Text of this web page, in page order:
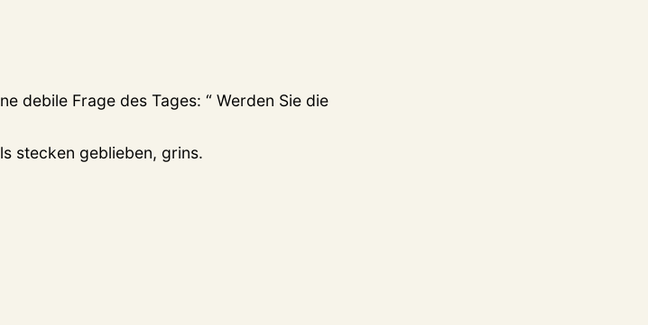
debile Frage des Tages: “ Werden Sie die
stecken geblieben, grins.